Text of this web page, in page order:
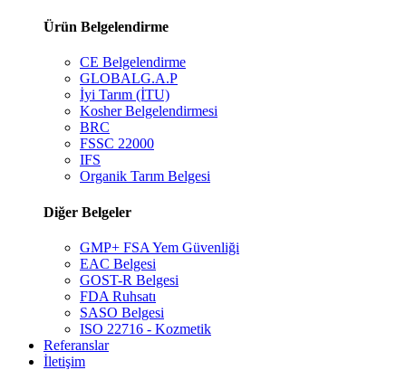
Ürün Belgelendirme
CE Belgelendirme
GLOBALG.A.P
İyi Tarım (İTU)
Kosher Belgelendirmesi
BRC
FSSC 22000
IFS
Organik Tarım Belgesi
Diğer Belgeler
GMP+ FSA Yem Güvenliği
EAC Belgesi
GOST-R Belgesi
FDA Ruhsatı
SASO Belgesi
ISO 22716 - Kozmetik
Referanslar
İletişim